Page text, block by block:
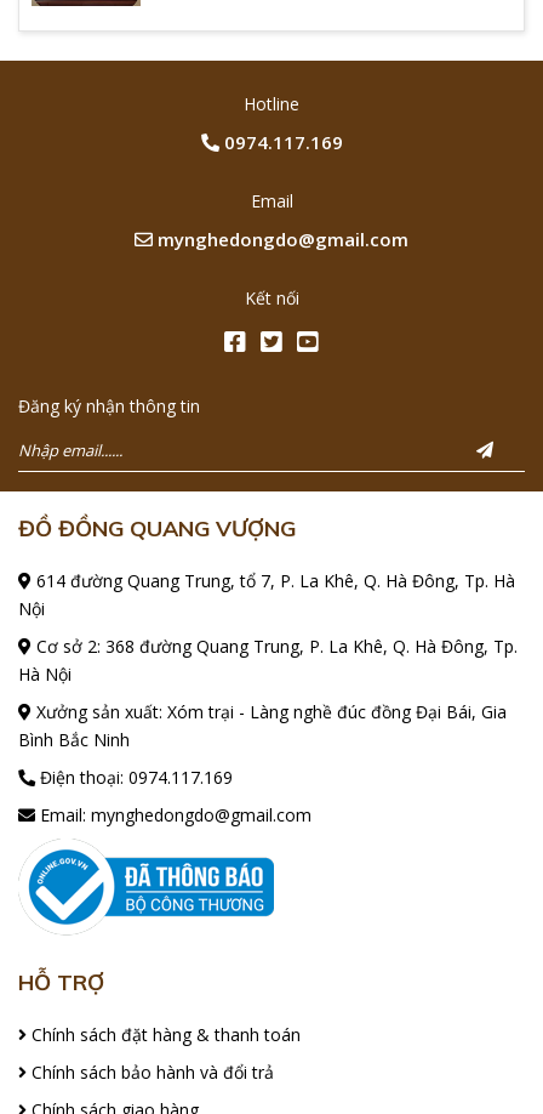
Hotline
0974.117.169
Email
mynghedongdo@gmail.com
Kết nối
Đăng ký nhận thông tin
ĐỒ ĐỒNG QUANG VƯỢNG
614 đường Quang Trung, tổ 7, P. La Khê, Q. Hà Đông, Tp. Hà
Nội
Cơ sở 2: 368 đường Quang Trung, P. La Khê, Q. Hà Đông, Tp.
Hà Nội
Xưởng sản xuất: Xóm trại - Làng nghề đúc đồng Đại Bái, Gia
Bình Bắc Ninh
Điện thoại: 0974.117.169
Email: mynghedongdo@gmail.com
HỖ TRỢ
Chính sách đặt hàng & thanh toán
Chính sách bảo hành và đổi trả